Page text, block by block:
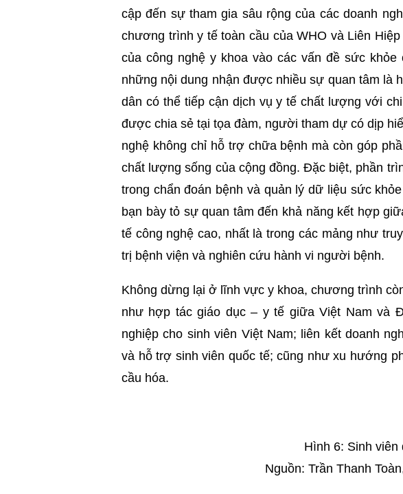
cập đến sự tham gia sâu rộng của các doanh
chương trình y tế toàn cầu của WHO và Liên
của công nghệ y khoa vào các vấn đề sức
những nội dung nhận được nhiều sự quan tâm là
dân có thể tiếp cận dịch vụ y tế chất lượng với
được chia sẻ tại tọa đàm, người tham dự có dịp
nghệ không chỉ hỗ trợ chữa bệnh mà còn góp
chất lượng sống của cộng đồng. Đặc biệt, phần
trong chẩn đoán bệnh và quản lý dữ liệu sức
bạn bày tỏ sự quan tâm đến khả năng kết hợp
tế công nghệ cao, nhất là trong các mảng như
trị bệnh viện và nghiên cứu hành vi người bệnh.
Không dừng lại ở lĩnh vực y khoa, chương trình
như hợp tác giáo dục – y tế giữa Việt Nam và
nghiệp cho sinh viên Việt Nam; liên kết doanh
và hỗ trợ sinh viên quốc tế; cũng như xu hướng
cầu hóa.
Hình 6: Sinh viên
Nguồn: Trần Thanh